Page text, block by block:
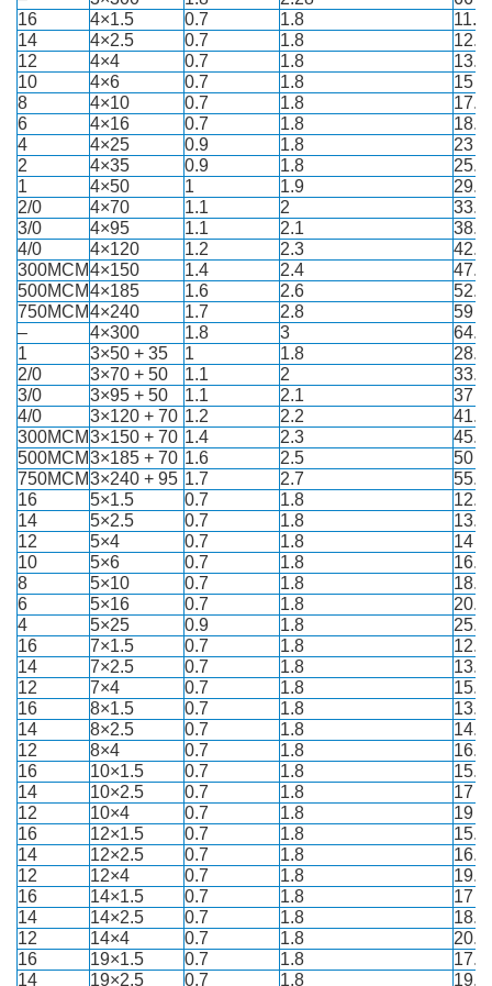
16
4×1.5 0.7 1.8
11.3
14
4×2.5 0.7 1.8
12.2
12
4×4 0.7 1.8
13.3
10
4×6 0.7 1.8
15
8
4×10 0.7 1.8
6
4×16 0.7 1.8
18.8
4
4×25 0.9 1.8
23
2
4×35 0.9 1.8
25.1
1
4×50 1 1.9
29.1
2/0
4×70 1.1 2
33.9
3/0
4×95 1.1 2.1
38.4
4/0
4×120 1.2 2.3
42.4
300MCM4×150 1.4 2.4
47.2
500MCM4×185 1.6 2.6
750MCM4×240 1.7 2.8
59
–
4×300 1.8 3
64.8
1
3×50 + 35 1 1.8
28.8
2/0
3×70 + 50 1.1 2
33.4
3/0
3×95 + 50 1.1 2.1
37
4/0
3×120 + 70 1.2 2.2
41.3
300MCM3×150 + 70 1.4 2.3
45.1
500MCM3×185 + 70 1.6 2.5
50
750MCM3×240 + 95 1.7 2.7
55.8
16
5×1.5 0.7 1.8
12.1
14
5×2.5 0.7 1.8
13.1
12
5×4 0.7 1.8
14
10
5×6 0.7 1.8
16.3
8
5×10 0.7 1.8
18.5
6
5×16 0.7 1.8
20.6
4
5×25 0.9 1.8
25.4
16
7×1.5 0.7 1.8
12.3
14
7×2.5 0.7 1.8
13.2
12
7×4 0.7 1.8
15.4
16
8×1.5 0.7 1.8
13.9
14
8×2.5 0.7 1.8
14.9
12
8×4 0.7 1.8
16.5
16
10×1.5 0.7 1.8
15.8
14
10×2.5 0.7 1.8
17
12
10×4 0.7 1.8
19
16
12×1.5 0.7 1.8
15.5
14
12×2.5 0.7 1.8
16.8
12
12×4 0.7 1.8
19.6
16
14×1.5 0.7 1.8
17
14
14×2.5 0.7 1.8
18.3
12
14×4 0.7 1.8
20.5
16
19×1.5 0.7 1.8
17.9
14
19×2.5 0.7 1.8
19.4